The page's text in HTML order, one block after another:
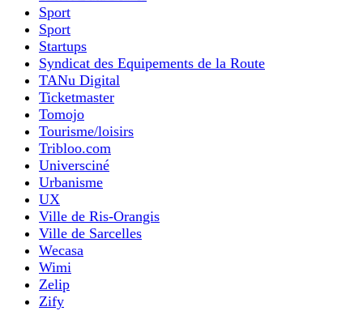
Sport
Sport
Startups
Syndicat des Equipements de la Route
TANu Digital
Ticketmaster
Tomojo
Tourisme/loisirs
Tribloo.com
Universciné
Urbanisme
UX
Ville de Ris-Orangis
Ville de Sarcelles
Wecasa
Wimi
Zelip
Zify